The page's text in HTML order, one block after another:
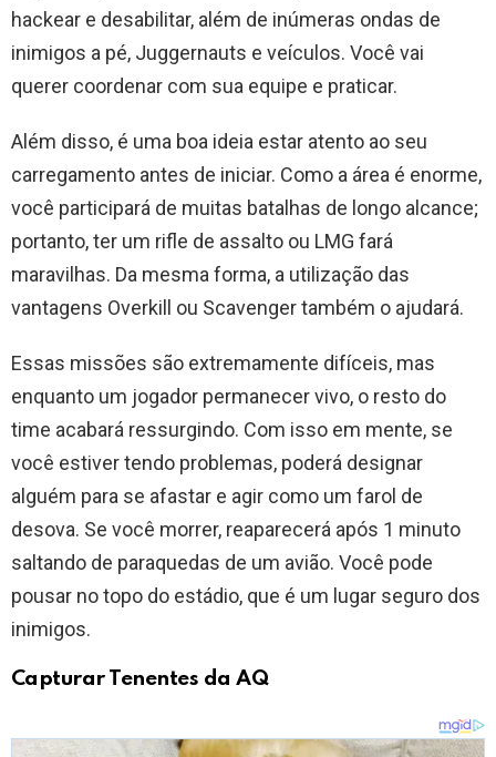
hackear e desabilitar, além de inúmeras ondas de
inimigos a pé, Juggernauts e veículos. Você vai
querer coordenar com sua equipe e praticar.
Além disso, é uma boa ideia estar atento ao seu
carregamento antes de iniciar. Como a área é enorme,
você participará de muitas batalhas de longo alcance;
portanto, ter um rifle de assalto ou LMG fará
maravilhas. Da mesma forma, a utilização das
vantagens Overkill ou Scavenger também o ajudará.
Essas missões são extremamente difíceis, mas
enquanto um jogador permanecer vivo, o resto do
time acabará ressurgindo. Com isso em mente, se
você estiver tendo problemas, poderá designar
alguém para se afastar e agir como um farol de
desova. Se você morrer, reaparecerá após 1 minuto
saltando de paraquedas de um avião. Você pode
pousar no topo do estádio, que é um lugar seguro dos
inimigos.
Capturar Tenentes da AQ